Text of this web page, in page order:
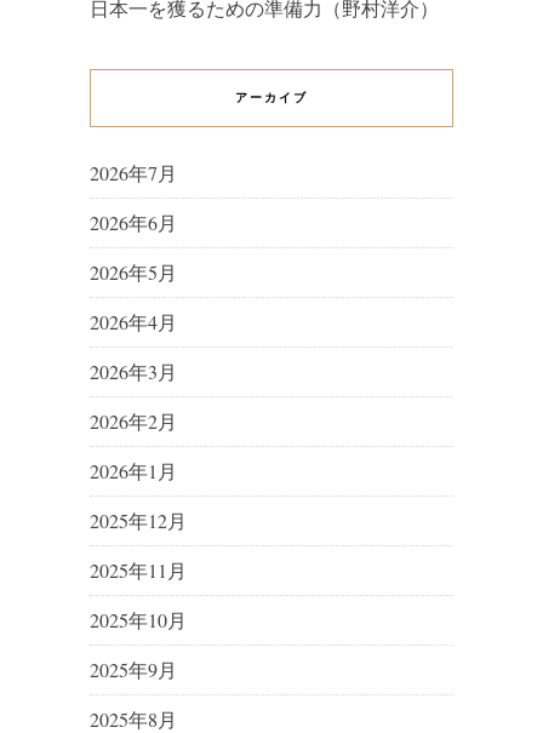
日本一を獲るための準備力（野村洋介）
アーカイブ
2026年7月
2026年6月
2026年5月
2026年4月
2026年3月
2026年2月
2026年1月
2025年12月
2025年11月
2025年10月
2025年9月
2025年8月